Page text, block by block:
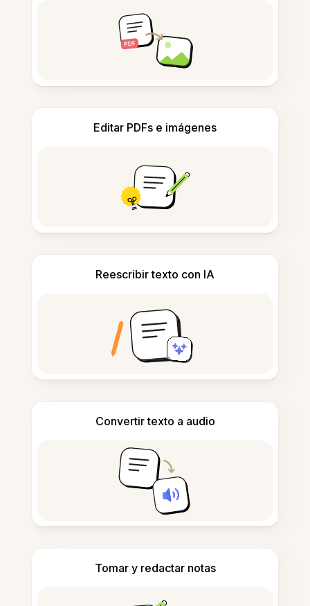
Editar PDFs e imágenes
Reescribir texto con IA
Convertir texto a audio
Tomar y redactar notas